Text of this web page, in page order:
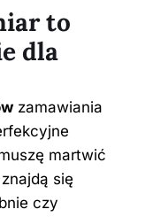
to
dla
zamawiania
martwić
się
czy